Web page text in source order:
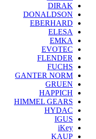
DIRAK
DONALDSON
EBERHARD
ELESA
EMKA
EVOTEC
FLENDER
FUCHS
GANTER NORM
GRUEN
HAPPICH
HIMMEL GEARS
HYDAC
IGUS
iKey
KAUP